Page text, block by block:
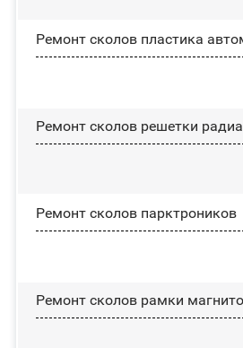
Ремонт сколов пластика
Ремонт сколов решетки
Ремонт сколов парктроников
Ремонт сколов рамки